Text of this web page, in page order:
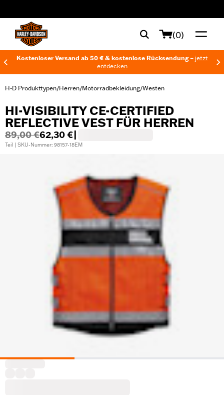
(0)
Kostenloser Versand ab 50 € & kostenlose Rücksendung – jetzt
entdecken
H-D Produkttypen/Herren/Motorradbekleidung/Westen
HI-VISIBILITY CE-CERTIFIED
REFLECTIVE VEST FÜR HERREN
89,00 €62,30 €
Teil | SKU-Nummer: 98157-18EM